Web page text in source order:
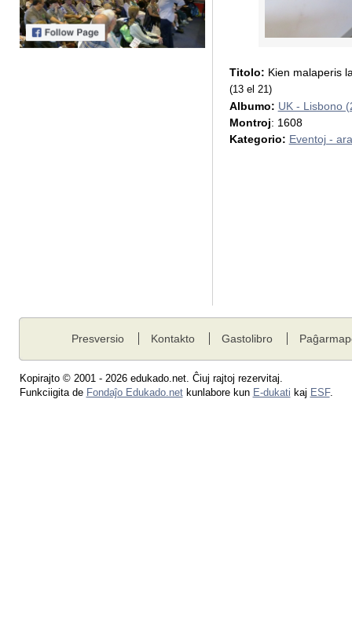
Titolo: Kien malaperis
(13 el 21)
Albumo: UK - Lisbono
Montroj: 1608
Kategorio: Eventoj -
Presversio Kontakto Gastolibro
Kopirajto © 2001 - 2026 edukado.net. Ĉiuj rajtoj rezervitaj.
Funkciigita de Fondaĵo Edukado.netkunlabore kun E-dukati kaj ESF.